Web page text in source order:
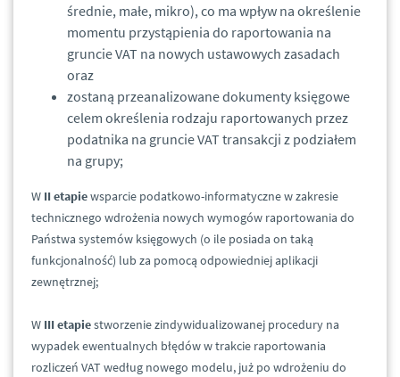
średnie, małe, mikro), co ma wpływ na określenie
momentu przystąpienia do raportowania na
gruncie VAT na nowych ustawowych zasadach
oraz
zostaną przeanalizowane dokumenty księgowe
celem określenia rodzaju raportowanych przez
podatnika na gruncie VAT transakcji z podziałem
na grupy;
W II etapiewsparcie podatkowo-informatyczne w zakresie
technicznego wdrożenia nowych wymogów raportowania do
Państwa systemów księgowych (o ile posiada on taką
funkcjonalność) lub za pomocą odpowiedniej aplikacji
zewnętrznej;
W III etapiestworzenie zindywidualizowanej procedury na
wypadek ewentualnych błędów w trakcie raportowania
rozliczeń VAT według nowego modelu, już po wdrożeniu do